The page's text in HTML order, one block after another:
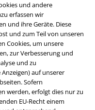
und andere
erfassen wir
und ihre Geräte. Diese
und zum Teil von unseren
Cookies, um unsere
zur Verbesserung und
und zu
auf unserer
Sofern
werden, erfolgt dies nur zu
EU-Recht einem
29,99 €
€
Queen Kerosin